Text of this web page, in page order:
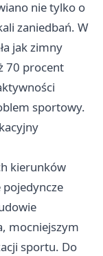
nie tylko o
zaniedbań. W
jak zimny
70 procent
sportowy.
kierunków
pojedyncze
mocniejszym
sportu. Do